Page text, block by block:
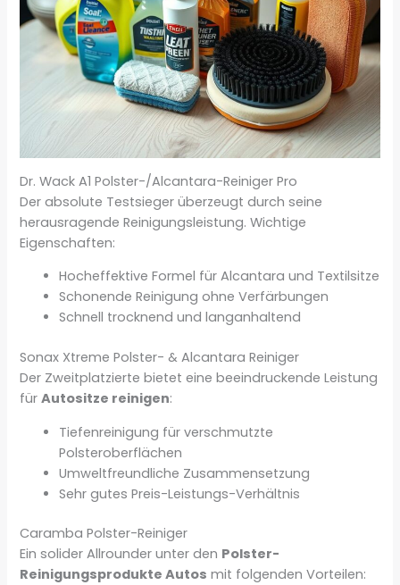
Dr. Wack A1 Polster-/Alcantara-Reiniger Pro
Der absolute Testsieger überzeugt durch seine
herausragende Reinigungsleistung. Wichtige
Eigenschaften:
Hocheffektive Formel für Alcantara und Textilsitze
Schonende Reinigung ohne Verfärbungen
Schnell trocknend und langanhaltend
Sonax Xtreme Polster- & Alcantara Reiniger
Der Zweitplatzierte bietet eine beeindruckende Leistung
fürAutositze reinigen:
Tiefenreinigung für verschmutzte
Polsteroberflächen
Umweltfreundliche Zusammensetzung
Sehr gutes Preis-Leistungs-Verhältnis
Caramba Polster-Reiniger
Ein solider Allrounder unter den Polster-
Reinigungsprodukte Autos mit folgenden Vorteilen: